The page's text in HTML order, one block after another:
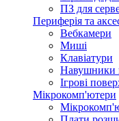
ПЗ для
Периферія та
Вебкамери
Миші
Клавіатури
Навушники
Ігрові
Мікрокомп'ютери